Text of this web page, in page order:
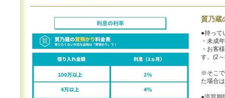
質乃蔵
●持って
・未成
・お客
す。(2
※そこで
た場合